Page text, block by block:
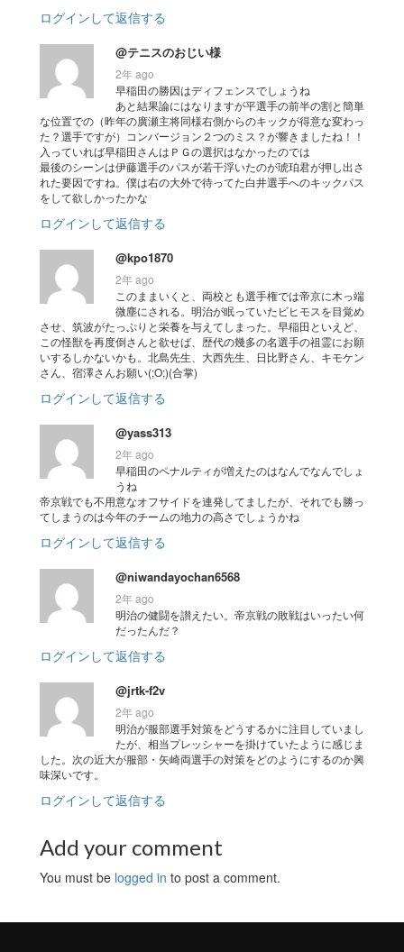
ログインして返信する
@テニスのおじい様
2年 ago
早稲田の勝因はディフェンスでしょうね
あと結果論にはなりますが平選手の前半の割と簡単
な位置での（昨年の廣瀬主将同様右側からのキックが得意な変わっ
た？選手ですが）コンバージョン２つのミス？が響きましたね！！
入っていれば早稲田さんはＰＧの選択はなかったのでは
最後のシーンは伊藤選手のパスが若干浮いたのが琥珀君が押し出さ
れた要因ですね。僕は右の大外で待ってた白井選手へのキックパス
をして欲しかったかな
ログインして返信する
@kpo1870
2年 ago
このままいくと、両校とも選手権では帝京に木っ端
微塵にされる。明治が眠っていたビヒモスを目覚め
させ、筑波がたっぷりと栄養を与えてしまった。早稲田といえど、
この怪獣を再度倒さんと欲せば、歴代の幾多の名選手の祖霊にお願
いするしかないかも。北島先生、大西先生、日比野さん、キモケン
さん、宿澤さんお願い(;O;)(合掌)
ログインして返信する
@yass313
2年 ago
早稲田のペナルティが増えたのはなんでなんでしょ
うね
帝京戦でも不用意なオフサイドを連発してましたが、それでも勝っ
てしまうのは今年のチームの地力の高さでしょうかね
ログインして返信する
@niwandayochan6568
2年 ago
明治の健闘を讃えたい。帝京戦の敗戦はいったい何
だったんだ？
ログインして返信する
@jrtk-f2v
2年 ago
明治が服部選手対策をどうするかに注目していまし
たが、相当プレッシャーを掛けていたように感じま
した。次の近大が服部・矢崎両選手の対策をどのようにするのか興
味深いです。
ログインして返信する
Add your comment
You must be logged in to post a comment.